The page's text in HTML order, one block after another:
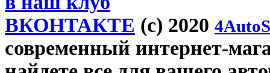
ВКОНТАКТЕ (c) 2020
современный интернет-